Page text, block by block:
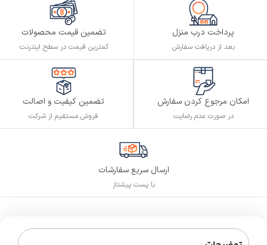
پرداخت درب منزل
بعد از دریافت سفارش
تضمین قیمت محصولات
کمترین قیمت در سطح اینترنت
امکان مرجوع کردن سفارش
در صورت عدم رضایت
تضمین کیفیت و اصالت
فروش مستقیم از شرکت
ارسال سریع سفارشات
با پست پیشتاز